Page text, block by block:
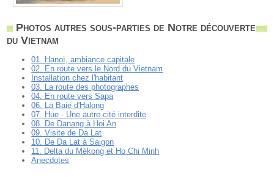
Photos autres sous-parties de Notre découverte
du Vietnam
01. Hanoï, ambiance capitale
02. En route vers le Nord du Vietnam
Installation chez l'habitant
03. La route des photographes
04. En route vers Sapa
06. La Baie d'Halong
07. Hue - Une autre cité interdite
08. De Danang à Hoi An
09. Visite de Da Lat
10. De Da Lat à Saigon
11. Delta du Mékong et Ho Chi Minh
Anecdotes